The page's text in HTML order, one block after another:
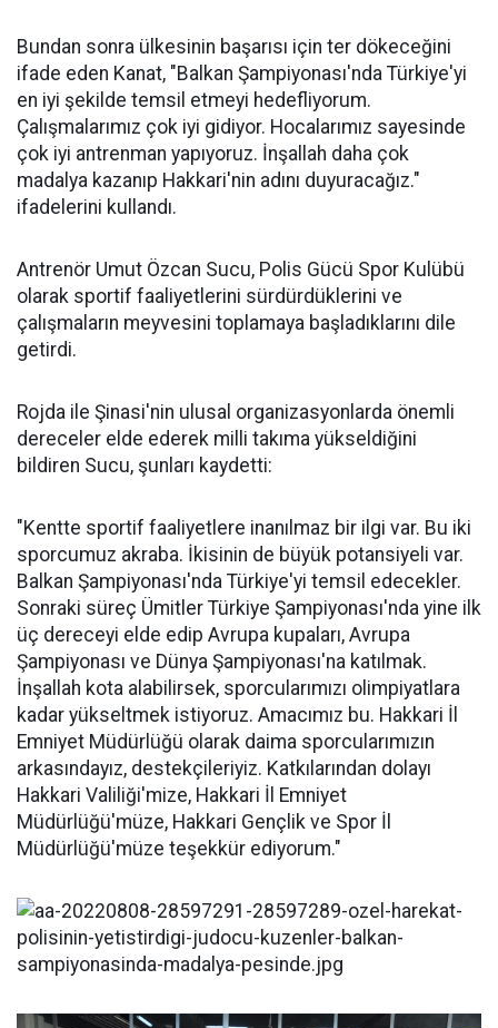
Bundan sonra ülkesinin başarısı için ter dökeceğini
ifade eden Kanat, "Balkan Şampiyonası'nda Türkiye'yi
en iyi şekilde temsil etmeyi hedefliyorum.
Çalışmalarımız çok iyi gidiyor. Hocalarımız sayesinde
çok iyi antrenman yapıyoruz. İnşallah daha çok
madalya kazanıp Hakkari'nin adını duyuracağız."
ifadelerini kullandı.
Antrenör Umut Özcan Sucu, Polis Gücü Spor Kulübü
olarak sportif faaliyetlerini sürdürdüklerini ve
çalışmaların meyvesini toplamaya başladıklarını dile
getirdi.
Rojda ile Şinasi'nin ulusal organizasyonlarda önemli
dereceler elde ederek milli takıma yükseldiğini
bildiren Sucu, şunları kaydetti:
"Kentte sportif faaliyetlere inanılmaz bir ilgi var. Bu iki
sporcumuz akraba. İkisinin de büyük potansiyeli var.
Balkan Şampiyonası'nda Türkiye'yi temsil edecekler.
Sonraki süreç Ümitler Türkiye Şampiyonası'nda yine ilk
üç dereceyi elde edip Avrupa kupaları, Avrupa
Şampiyonası ve Dünya Şampiyonası'na katılmak.
İnşallah kota alabilirsek, sporcularımızı olimpiyatlara
kadar yükseltmek istiyoruz. Amacımız bu. Hakkari İl
Emniyet Müdürlüğü olarak daima sporcularımızın
arkasındayız, destekçileriyiz. Katkılarından dolayı
Hakkari Valiliği'mize, Hakkari İl Emniyet
Müdürlüğü'müze, Hakkari Gençlik ve Spor İl
Müdürlüğü'müze teşekkür ediyorum."